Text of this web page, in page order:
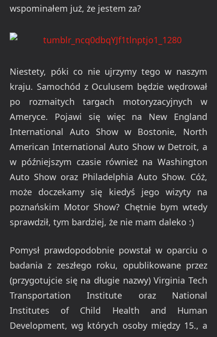
wspominałem już, że jestem za?
Niestety, póki co nie ujrzymy tego w naszym
kraju. Samochód z Oculusem będzie wędrował
po rozmaitych targach motoryzacyjnych w
Ameryce. Pojawi się więc na New England
International Auto Show w Bostonie, North
American International Auto Show w Detroit, a
w późniejszym czasie również na Washington
Auto Show oraz Philadelphia Auto Show. Cóż,
może doczekamy się kiedyś jego wizyty na
poznańskim Motor Show? Chętnie bym wtedy
sprawdził, tym bardziej, że nie mam daleko :)
Pomysł prawdopodobnie powstał w oparciu o
badania z zeszłego roku, opublikowane przez
(przygotujcie się na długie nazwy) Virginia Tech
Transportation Institute oraz National
Institutes of Child Health and Human
Development, wg których osoby między 15., a